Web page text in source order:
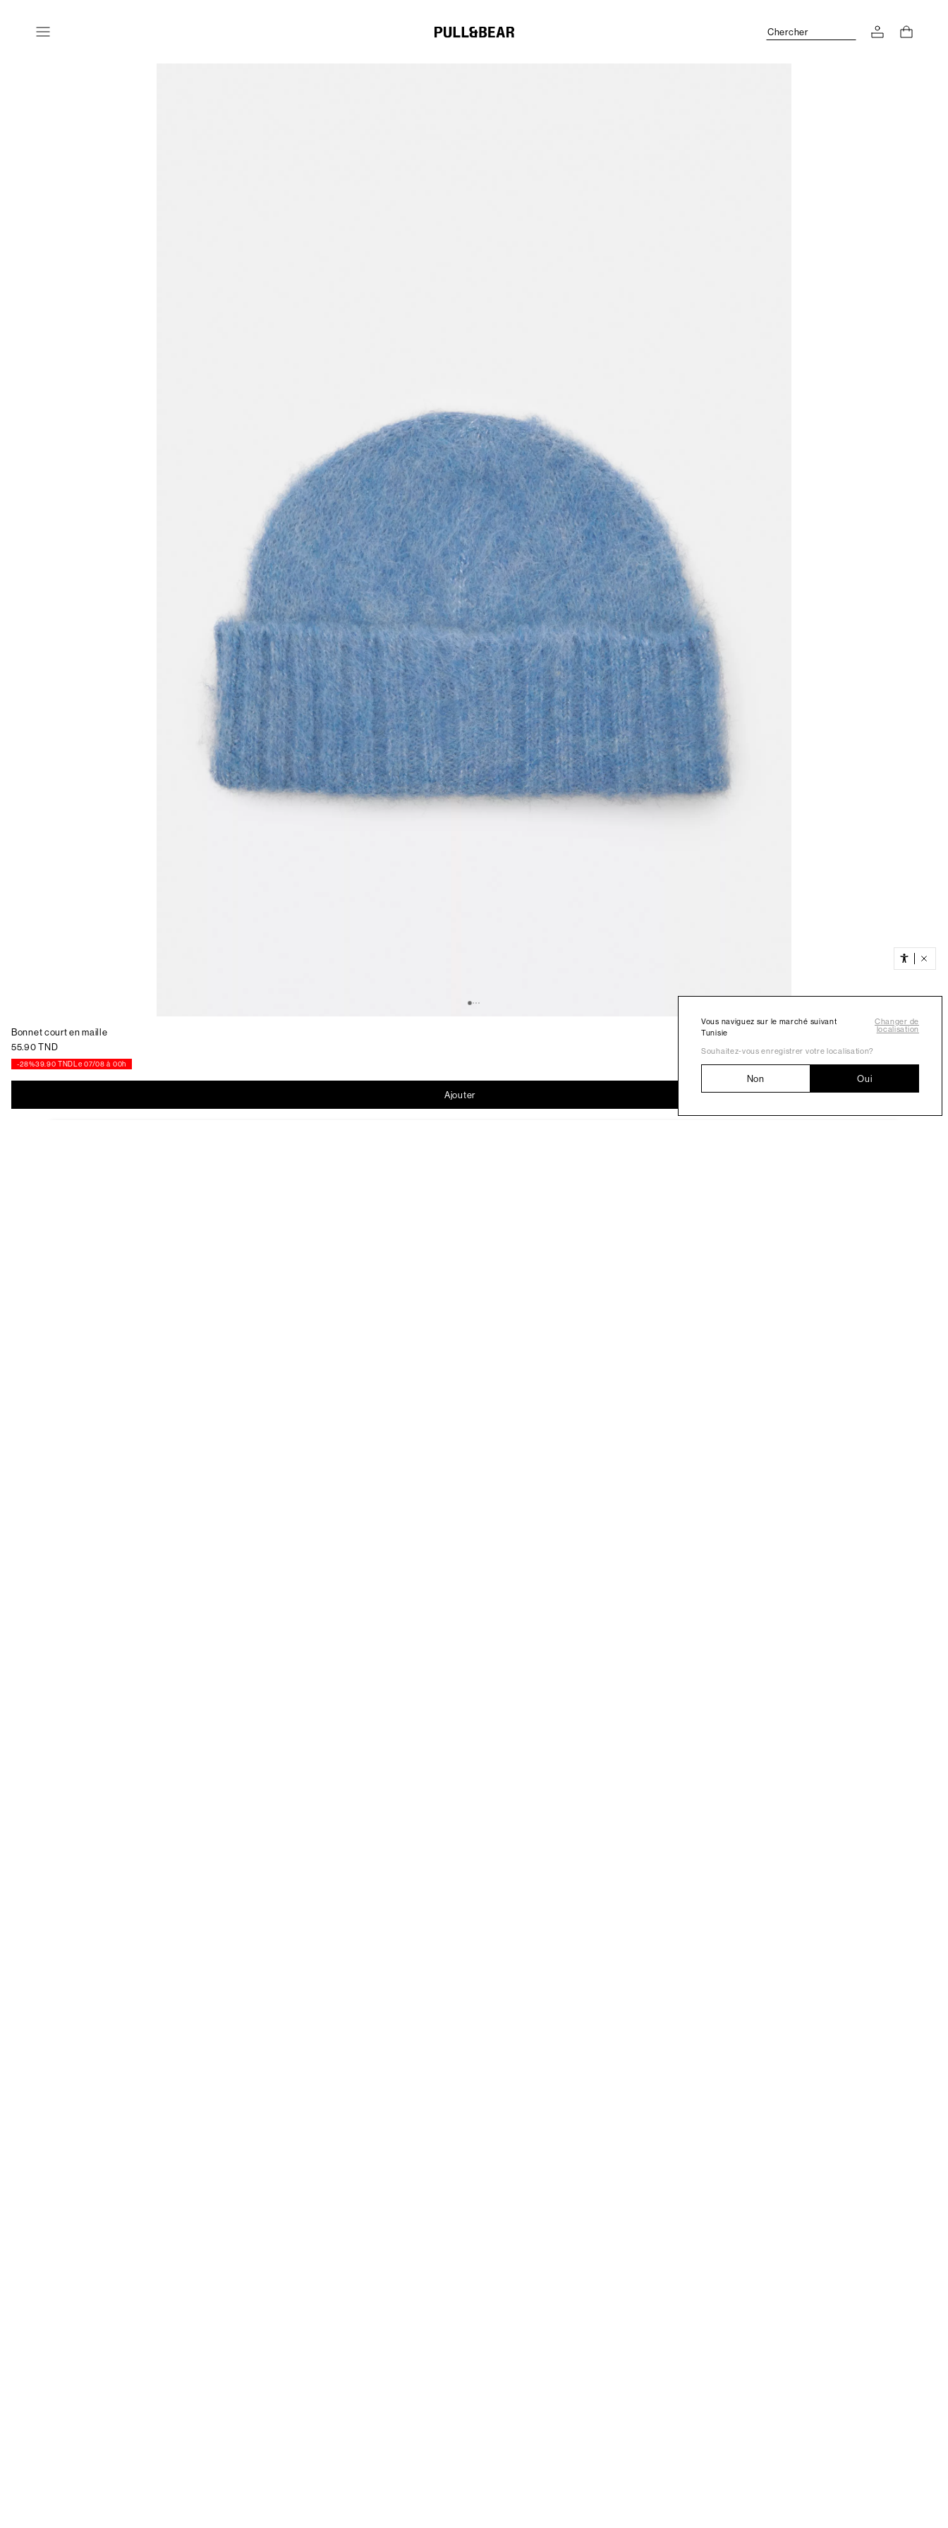
Chercher
Vous naviguez sur le marché suivant
Tunisie
Changer de
localisation
Souhaitez-vous enregistrer votre localisation?
Non Oui